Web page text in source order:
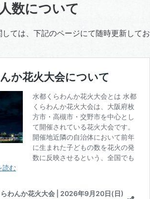
数について
ては、下記のページにて随時更新してお